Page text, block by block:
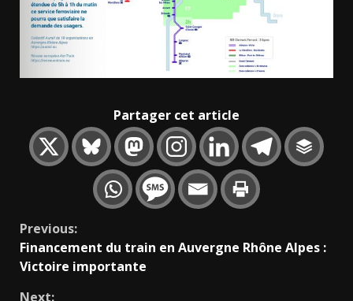
Partager cet article
Continue
Reading
Previous:
Financement du train en Auvergne Rhône Alpes :
Victoire importante
Next: